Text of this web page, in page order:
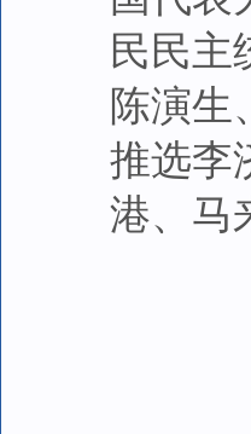
民民主
陈演生
推选李
港、马